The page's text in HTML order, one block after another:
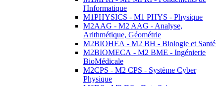
l'Informatique
M1PHYSICS - M1 PHYS - Physique
M2AAG - M2 AAG - Analyse,
Arithmétique, Géométrie
M2BIOHEA - M2 BH - Biologie et Santé
M2BIOMECA - M2 BME - Ingénierie
BioMédicale
M2CPS - M2 CPS - Système Cyber
Physique